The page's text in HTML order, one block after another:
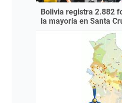
Bolivia registra 2.882
la mayoría en Santa